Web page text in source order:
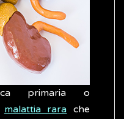
primaria o
malattia rara che